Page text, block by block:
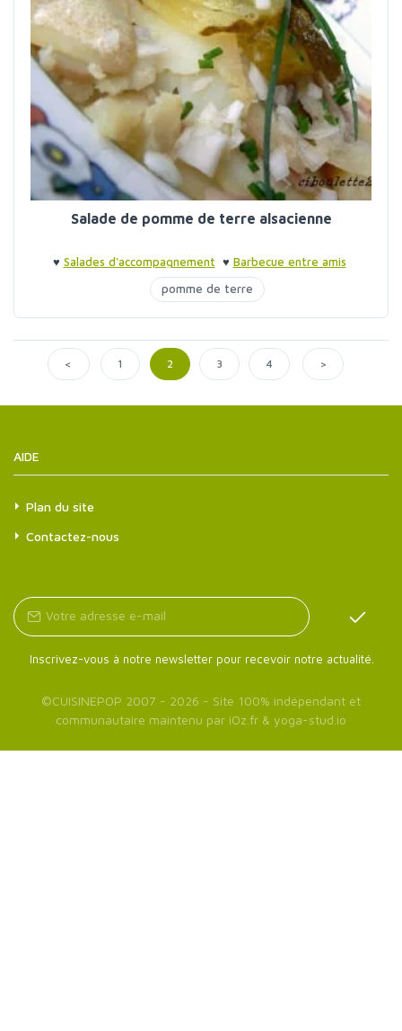
Salade de pomme de terre alsacienne
♥ Salades d'accompagnement ♥ Barbecue entre amis
pomme de terre
< 1 2 3 4 >
AIDE
Plan du site
Contactez-nous
Inscrivez-vous à notre newsletter pour recevoir notre actualité.
©CUISINEPOP 2007 - 2026 - Site 100% indépendant et
communautaire maintenu par iOz.fr & yoga-stud.io